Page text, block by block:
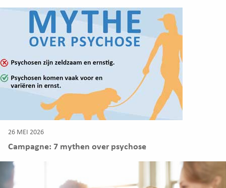
26 MEI 2026
Campagne: 7 mythen over psychose